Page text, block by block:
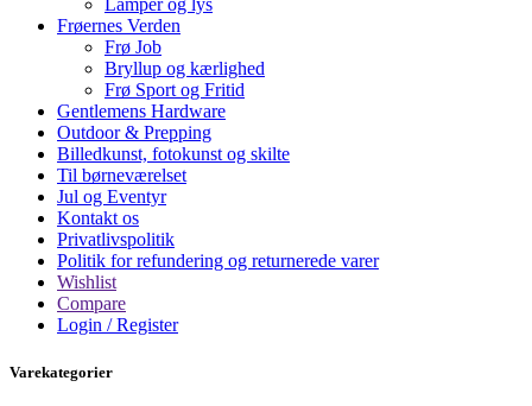
Lamper og lys
Frøernes Verden
Frø Job
Bryllup og kærlighed
Frø Sport og Fritid
Gentlemens Hardware
Outdoor & Prepping
Billedkunst, fotokunst og skilte
Til børneværelset
Jul og Eventyr
Kontakt os
Privatlivspolitik
Politik for refundering og returnerede varer
Wishlist
Compare
Login / Register
Varekategorier